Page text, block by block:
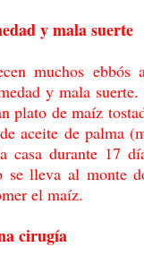
y mala suerte
muchos ebbós
y mala
plato de maíz
aceite de palma
casa durante 17
lleva al monte
el maíz.
cirugía